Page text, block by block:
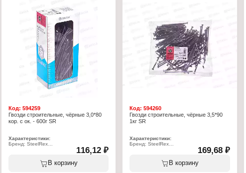
Код: 594259
Гвозди строительные, чёрные 3,0*80
кор. с ок. - 600г SR
Характеристики:
Бренд: SteelRex
Длина, мм: 80
Диаметр, мм: 3
116,12 ₽
В корзину
Код:594260
Гвозди строительные, чёрные 3,5*90
1кг SR
Характеристики:
Бренд: SteelRex
Длина, мм: 90
Диаметр, мм: 3,5
169,68 ₽
В корзину